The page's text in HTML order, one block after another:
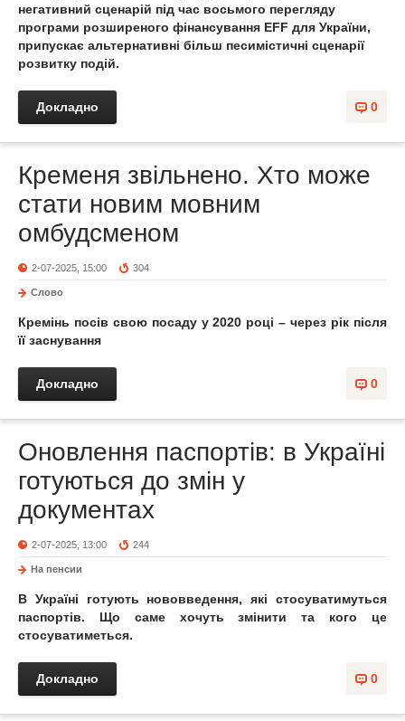
негативний сценарій під час восьмого перегляду
програми розширеного фінансування EFF для України,
припускає альтернативні більш песимістичні сценарії
розвитку подій.
0
Докладно
Кременя звільнено. Хто може
стати новим мовним
омбудсменом
2-07-2025, 15:00 304
Слово
Кремінь посів свою посаду у 2020 році – через рік після
її заснування
0
Докладно
Оновлення паспортів: в Україні
готуються до змін у
документах
2-07-2025, 13:00 244
На пенсии
В Україні готують нововведення, які стосуватимуться
паспортів. Що саме хочуть змінити та кого це
стосуватиметься.
0
Докладно